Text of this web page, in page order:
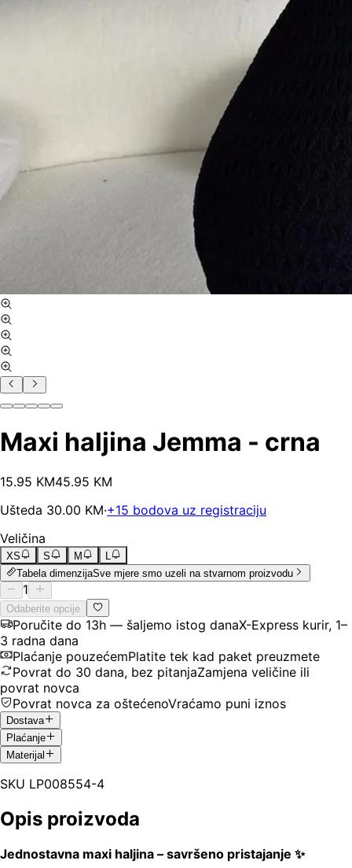
Maxi haljina Jemma - crna
15.95 KM45.95 KM
Ušteda 30.00 KM·+15 bodova uz registraciju
Veličina
XS S M
L
Tabela dimenzijaSve mjere smo uzeli na stvarnom proizvodu
1
Odaberite opcije
Poručite do 13h — šaljemo istog danaX-Express kurir, 1–
3 radna dana
Plaćanje pouzećemPlatite tek kad paket preuzmete
Povrat do 30 dana, bez pitanjaZamjena veličine ili
povrat novca
Povrat novca za oštećenoVraćamo puni iznos
Dostava
Plaćanje
Materijal
SKU LP008554-4
Opis proizvoda
Jednostavna maxi haljina – savršeno pristajanje ✨